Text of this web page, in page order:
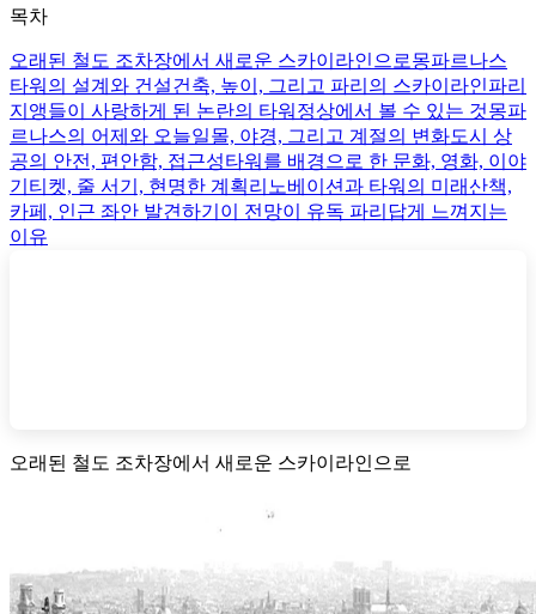
목차
오래된 철도 조차장에서 새로운 스카이라인으로몽파르나스
타워의 설계와 건설건축, 높이, 그리고 파리의 스카이라인파리
지앵들이 사랑하게 된 논란의 타워 정상에서 볼 수 있는 것몽파
르나스의 어제와 오늘일몰, 야경, 그리고 계절의 변화도시 상
공의 안전, 편안함, 접근성타워를 배경으로 한 문화, 영화, 이야
기 티켓, 줄 서기, 현명한 계획리노베이션과 타워의 미래산책,
카페, 인근 좌안 발견하기 이 전망이 유독 파리답게 느껴지는
이유
오래된 철도 조차장에서 새로운 스카이라인으로